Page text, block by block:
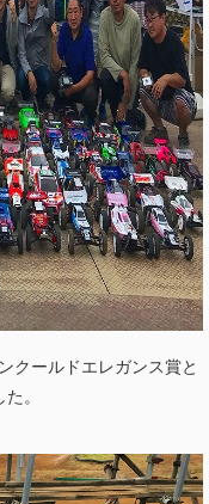
クールドエレガンス賞と
。